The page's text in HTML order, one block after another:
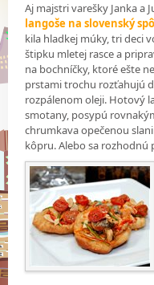
Aj majstri varešky Janka a
langoše na slovenský
kila hladkej múky, tri deci
štipku mletej rasce a
na bochníčky, ktoré ešte
prstami trochu rozťahujú
rozpálenom oleji. Hotový
smotany, posypú
chrumkava opečenou
kôpru. Alebo sa rozhodnú